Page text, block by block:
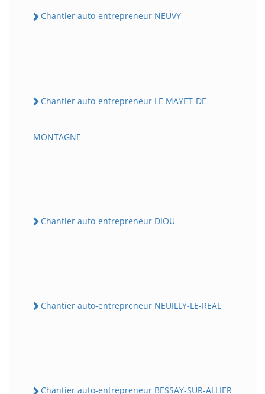
Chantier auto-entrepreneur NEUVY
Chantier auto-entrepreneur LE MAYET-DE-
MONTAGNE
Chantier auto-entrepreneur DIOU
Chantier auto-entrepreneur NEUILLY-LE-REAL
Chantier auto-entrepreneur BESSAY-SUR-ALLIER